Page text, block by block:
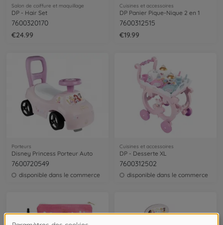
Salon de coiffure et maquillage
DP - Hair Set
7600320170
€24.99
Cuisines et accessoires
DP Panier Pique-Nique 2 en 1
7600312515
€19.99
Porteurs
Disney Princess Porteur Auto
7600720549
disponible dans le commerce
Cuisines et accessoires
DP - Desserte XL
7600312502
disponible dans le commerce